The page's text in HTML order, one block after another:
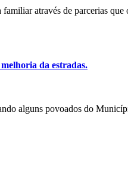
através de parcerias
da estradas.
alguns povoados do